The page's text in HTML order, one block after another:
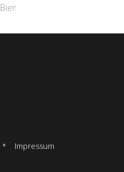
Impressum